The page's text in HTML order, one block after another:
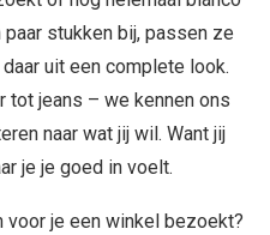
stukken bij, passen ze
uit een complete look.
tot jeans – we kennen ons
naar wat jij wil. Want jij
je je goed in voelt.
je een winkel bezoekt?